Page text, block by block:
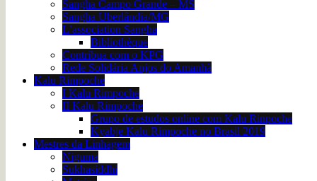
Sangha Campo Grande – MS
Sangha Uberlândia/MG
L’association Sangha
Bibliothèque
Contribua com o KPG
Rede Solidária Anjos do Amanhã
Kalu Rimpoche
I Kalu Rimpoche
II Kalu Rimpoche
Grupo de estudos online com Kalu Rinpoche
Kyabje Kalu Rimpoche no Brasil 2019
Mestres da Linhagem
Niguma
Sukhasiddhi